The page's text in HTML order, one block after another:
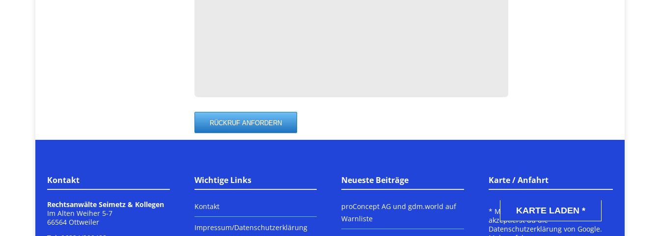
Kontakt
Rechtsanwälte Seimetz & Kollegen
Im Alten Weiher 5-7
66564 Ottweiler
Wichtige Links
Kontakt
Impressum/Datenschutzerklärung
Neueste Beiträge
proConcept AG und gdm.world auf
Warnliste
Karte / Anfahrt
DSGVO MAP
KARTE LADEN *
* Mit dem Laden der Karte
akzeptierst du die
Datenschutzerklärung von Google.